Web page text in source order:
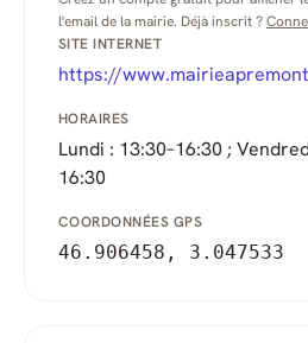
l'email de la mairie. Déjà inscrit ?
SITE INTERNET
https://
HORAIRES
Lundi : 13:30–16:30 ;
16:30
COORDONNÉES GPS
46.906458, 3.047533